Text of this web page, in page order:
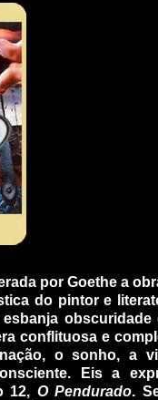
por Goethe a
do pintor e
obscuridade
conflituosa e
o sonho, a
Eis a
12, O Pendurado.